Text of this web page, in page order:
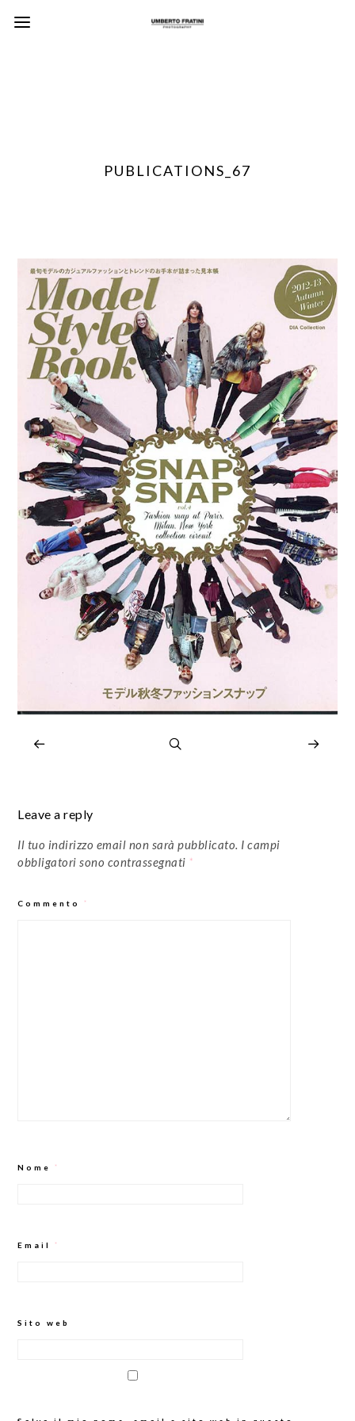
PUBLICATIONS_67
Leave a reply
Il tuo indirizzo email non sarà pubblicato. I campi
obbligatori sono contrassegnati *
Commento *
Nome *
Email *
Sito web